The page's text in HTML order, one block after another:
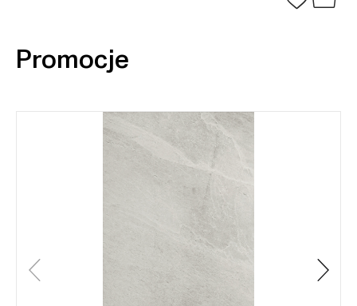
Promocje